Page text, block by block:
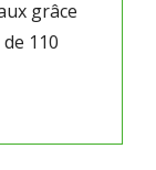
grâce
110